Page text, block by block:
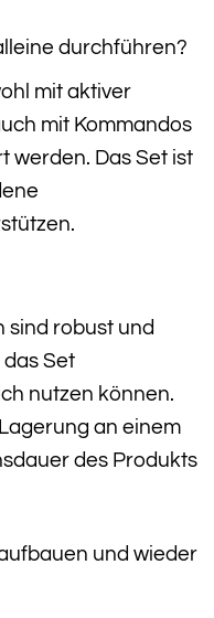
durchführen?
mit aktiver
mit Kommandos
werden. Das Set ist
sind robust und
Set
nutzen können.
an einem
des Produkts
und wieder